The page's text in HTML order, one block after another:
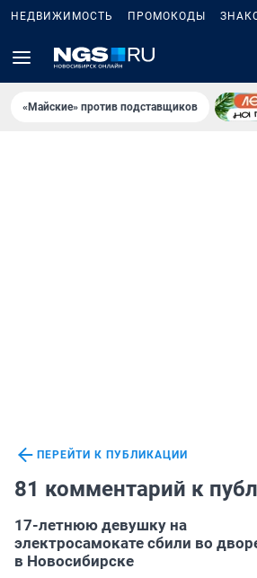
НЕДВИЖИМОСТЬ ПРОМОКОДЫ
«Майские» против подставщиков
ПЕРЕЙТИ К ПУБЛИКАЦИИ
81 комментарий к
17-летнюю девушку на
электросамокате сбили во
в Новосибирске